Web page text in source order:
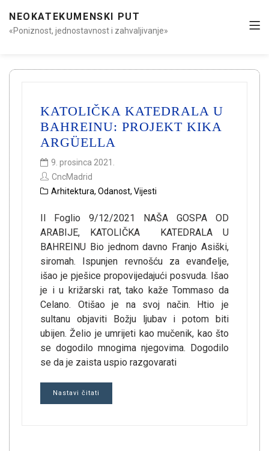
NEOKATEKUMENSKI PUT
«Poniznost, jednostavnost i zahvaljivanje»
KATOLIČKA KATEDRALA U
BAHREINU: PROJEKT KIKA
ARGÜELLA
9. prosinca 2021.
CncMadrid
Arhitektura, Odanost, Vijesti
Il Foglio 9/12/2021 NAŠA GOSPA OD
ARABIJE, KATOLIČKA KATEDRALA U
BAHREINU Bio jednom davno Franjo Asiški,
siromah. Ispunjen revnošću za evanđelje,
išao je pješice propovijedajući posvuda. Išao
je i u križarski rat, tako kaže Tommaso da
Celano. Otišao je na svoj način. Htio je
sultanu objaviti Božju ljubav i potom biti
ubijen. Želio je umrijeti kao mučenik, kao što
se dogodilo mnogima njegovima. Dogodilo
se da je zaista uspio razgovarati
Nastavi čitati